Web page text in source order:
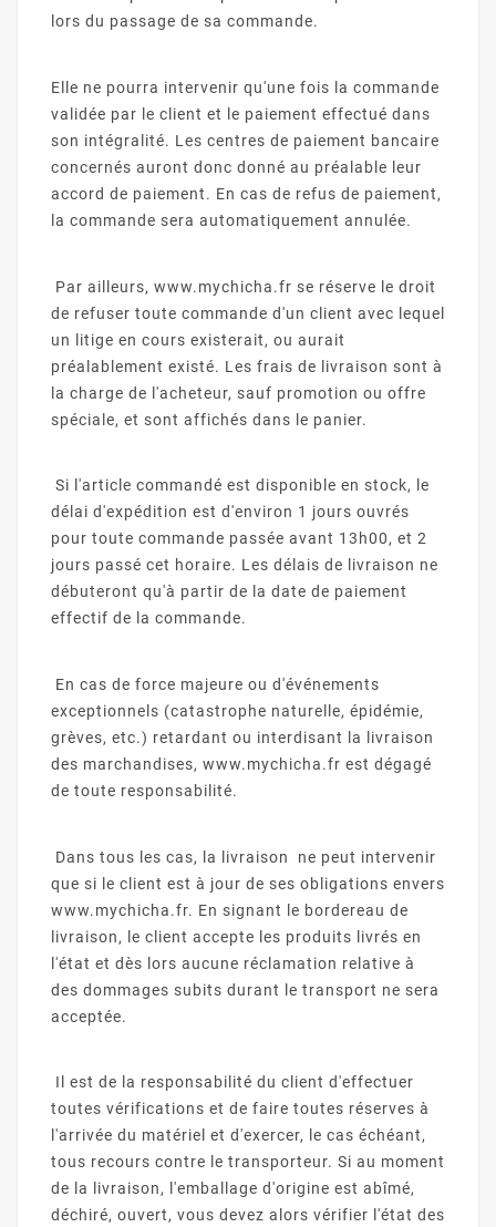
lors du passage de sa commande.
Elle ne pourra intervenir qu'une fois la commande
validée par le client et le paiement effectué dans
son intégralité. Les centres de paiement bancaire
concernés auront donc donné au préalable leur
accord de paiement. En cas de refus de paiement,
la commande sera automatiquement annulée.
Par ailleurs, www.mychicha.fr se réserve le droit
de refuser toute commande d'un client avec lequel
un litige en cours existerait, ou aurait
préalablement existé. Les frais de livraison sont à
la charge de l'acheteur, sauf promotion ou offre
spéciale, et sont affichés dans le panier.
Si l'article commandé est disponible en stock, le
délai d'expédition est d'environ 1 jours ouvrés
pour toute commande passée avant 13h00, et 2
jours passé cet horaire. Les délais de livraison ne
débuteront qu'à partir de la date de paiement
effectif de la commande.
En cas de force majeure ou d'événements
exceptionnels (catastrophe naturelle, épidémie,
grèves, etc.) retardant ou interdisant la livraison
des marchandises, www.mychicha.fr est dégagé
de toute responsabilité.
Dans tous les cas, la livraison ne peut intervenir
que si le client est à jour de ses obligations envers
www.mychicha.fr. En signant le bordereau de
livraison, le client accepte les produits livrés en
l'état et dès lors aucune réclamation relative à
des dommages subits durant le transport ne sera
acceptée.
Il est de la responsabilité du client d'effectuer
toutes vérifications et de faire toutes réserves à
l'arrivée du matériel et d'exercer, le cas échéant,
tous recours contre le transporteur. Si au moment
de la livraison, l'emballage d'origine est abîmé,
déchiré, ouvert, vous devez alors vérifier l'état des